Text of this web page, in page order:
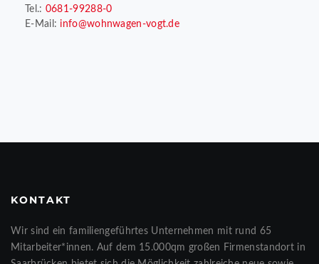
Tel.: 0681-99288-0
E-Mail: info@wohnwagen-vogt.de
KONTAKT
Wir sind ein familiengeführtes Unternehmen mit rund 65
Mitarbeiter*innen. Auf dem 15.000qm großen Firmenstandort in